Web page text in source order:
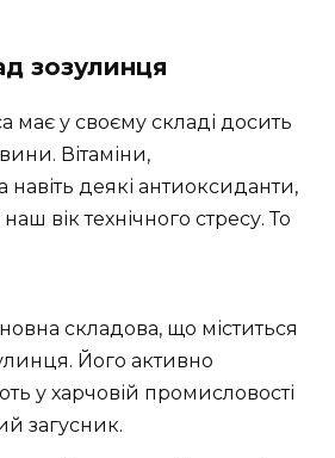
зозулинця
має у своєму складі досить
Вітаміни,
навіть деякі антиоксиданти,
вік технічного стресу. То
складова, що міститься
Його активно
у харчовій промисловості
загусник.